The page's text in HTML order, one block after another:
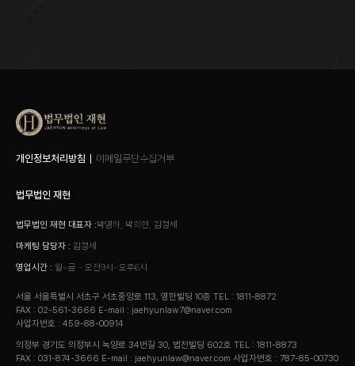
개인정보처리방침 이메일무단수집거부
법무법인 재현
법무법인 재현 대표자 :박영하, 박희현, 김정세
마케팅 담당자 : 김정세
영업시간 : 월~금 - 오전9시~오후6시
서울 서울특별시 서초구 서초중앙로 113, 영한빌딩 10층 TEL : 1811-8872
FAX : 02-561-3666 E-mail : jaehyunlaw7@naver.com
사업자번호 : 459-88-00914
의정부 경기도 의정부시 녹양로 34번길 30, 법전빌딩 602호 TEL : 1811-8873
FAX : 031-874-3666 E-mail : jaehyunlaw@naver.com 사업자번호 : 787-85-00730